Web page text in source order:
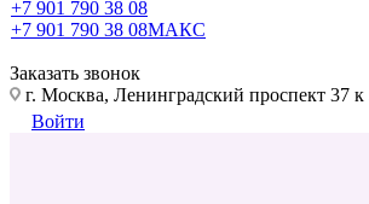
+7 901 790 38 08
+7 901 790 38 08МАКС
Заказать звонок
г. Москва, Ленинградский проспект 37
Войти